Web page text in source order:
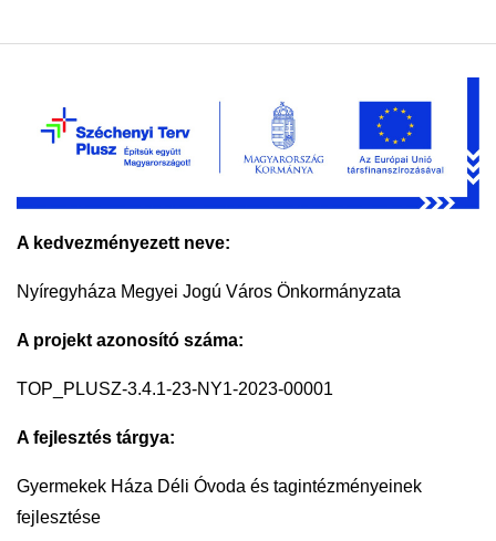
A kedvezményezett neve:
Nyíregyháza Megyei Jogú Város Önkormányzata
A projekt azonosító száma:
TOP_PLUSZ-3.4.1-23-NY1-2023-00001
A fejlesztés tárgya:
Gyermekek Háza Déli Óvoda és tagintézményeinek
fejlesztése